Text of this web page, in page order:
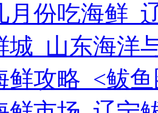
月份吃海鲜_
城_山东海洋
鲜攻略_<鲅